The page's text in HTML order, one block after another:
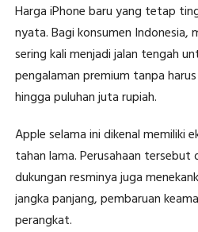
Harga iPhone baru yang tetap
nyata. Bagi konsumen Indonesia,
sering kali menjadi jalan tengah
pengalaman premium tanpa
hingga puluhan juta rupiah.
Apple selama ini dikenal memiliki
tahan lama. Perusahaan
dukungan resminya juga
jangka panjang, pembaruan
perangkat.